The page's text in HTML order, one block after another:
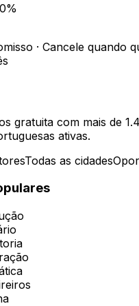
· Cancele quando
gratuita com mais de
ativas.
Todas as cidades